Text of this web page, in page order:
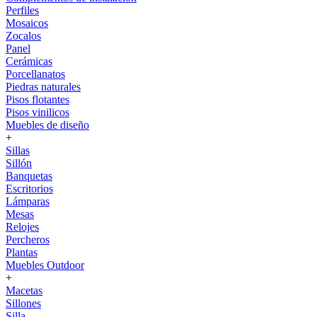
Perfiles
Mosaicos
Zocalos
Panel
Cerámicas
Porcellanatos
Piedras naturales
Pisos flotantes
Pisos vinilicos
Muebles de diseño
+
Sillas
Sillón
Banquetas
Escritorios
Lámparas
Mesas
Relojes
Percheros
Plantas
Muebles Outdoor
+
Macetas
Sillones